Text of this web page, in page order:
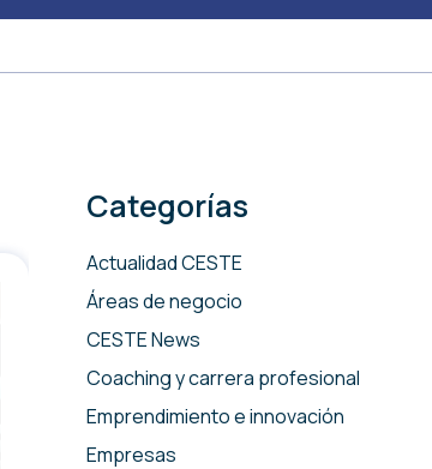
Categorías
Actualidad CESTE
Áreas de negocio
CESTE News
Coaching y carrera profesional
Emprendimiento e innovación
Empresas